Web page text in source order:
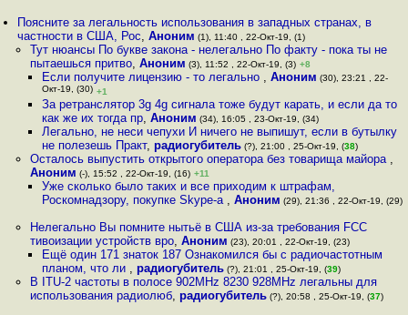
Поясните за легальность использования в западных странах, в
частности в США, Рос,Аноним (1), 11:40 , 22-Окт-19, (1)
Тут нюансы По букве закона - нелегально По факту - пока ты не
пытаешься притво, Аноним (3), 11:52 , 22-Окт-19, (3) +8
Если получите лицензию - то легально , Аноним (30), 23:21 , 22-
Окт-19, (30) +1
За ретранслятор 3g 4g сигнала тоже будут карать, и если да то
как же их тогда пр, Аноним (34), 16:05 , 23-Окт-19, (34)
Легально, не неси чепухи И ничего не выпишут, если в бутылку
не полезешь Практ, радиогубитель(?), 21:00 , 25-Окт-19, (38)
Осталось выпустить открытого оператора без товарища майора ,
Аноним (-), 15:52 , 22-Окт-19, (16) +11
Уже сколько было таких и все приходим к штрафам,
Роскомнадзору, покупке Skype-а , Аноним (29), 21:36 , 22-Окт-19, (29)
Нелегально Вы помните нытьё в США из-за требования FCC
тивоизации устройств вро, Аноним (23), 20:01 , 22-Окт-19, (23)
Ещё один 171 знаток 187 Ознакомился бы с радиочастотным
планом, что ли , радиогубитель(?), 21:01 , 25-Окт-19, (39)
В ITU-2 частоты в полосе 902MHz 8230 928MHz легальны для
использования радиолюб, радиогубитель(?), 20:58 , 25-Окт-19, (37)